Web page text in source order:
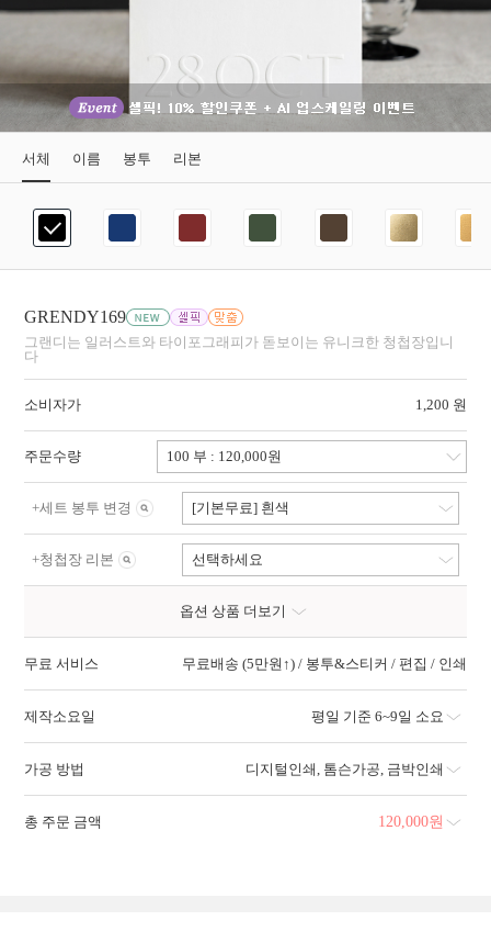
GRENDY169
그랜디는 일러스트와 타이포그래피가 돋보이는 유니크한 청첩장입니
다
소비자가 1,200 원
서체 이름 봉투 리본
주문수량
+세트 봉투 변경 [기본무료] 흰색
+청첩장 리본 선택하세요
옵션 상품 더보기
무료 서비스 무료배송 (5만원↑) / 봉투&스티커 / 편집 / 인쇄
제작소요일 평일 기준 6~9일 소요
가공 방법 디지털인쇄 톰슨가공 금박인쇄
총 주문 금액 120,000원